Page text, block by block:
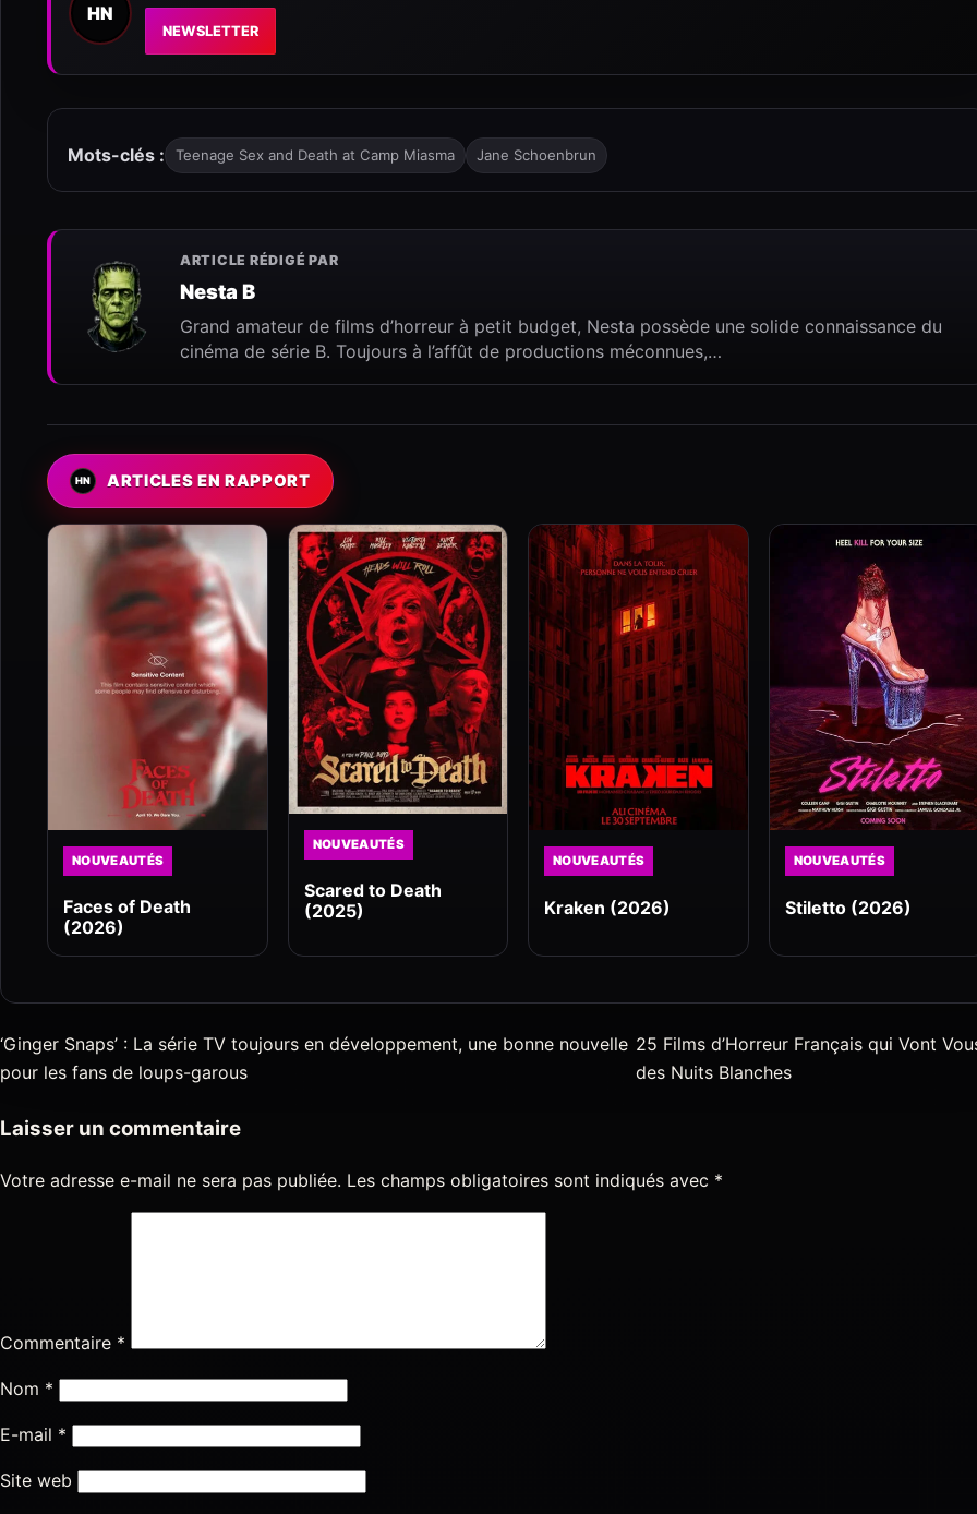
HN
NEWSLETTER
Mots-clés : Teenage Sex and Death at Camp Miasma Jane Schoenbrun
ARTICLE RÉDIGÉ PAR
Nesta B
Grand amateur de films d’horreur à petit budget, Nesta possède une solide connaissance du
cinéma de série B. Toujours à l’affût de productions méconnues,…
ARTICLES EN RAPPORT
NOUVEAUTÉS
Faces of Death
(2026)
NOUVEAUTÉS
Scared to Death
(2025)
NOUVEAUTÉS
Kraken (2026)
NOUVEAUTÉS
Stiletto (2026)
‘Ginger Snaps’ : La série TV toujours en développement, une bonne nouvelle
pour les fans de loups-garous
25 Films d’Horreur Français qui Vont
des Nuits Blanches
Laisser un commentaire
Votre adresse e-mail ne sera pas publiée. Les champs obligatoires sont indiqués avec *
Commentaire *
Nom *
E-mail *
Site web